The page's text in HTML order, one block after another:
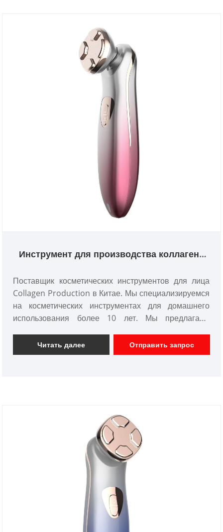
Инструмент для производства коллагена
Поставщик косметических инструментов для лица
Collagen Production в Китае. Мы специализируемся
на косметических инструментах для домашнего
использования более 10 лет. Мы предлагаем
хорошее ценовое преимущество и покрываем
большую часть рынков Японии и Кореи. Мы
Читать далее Отправить запрос